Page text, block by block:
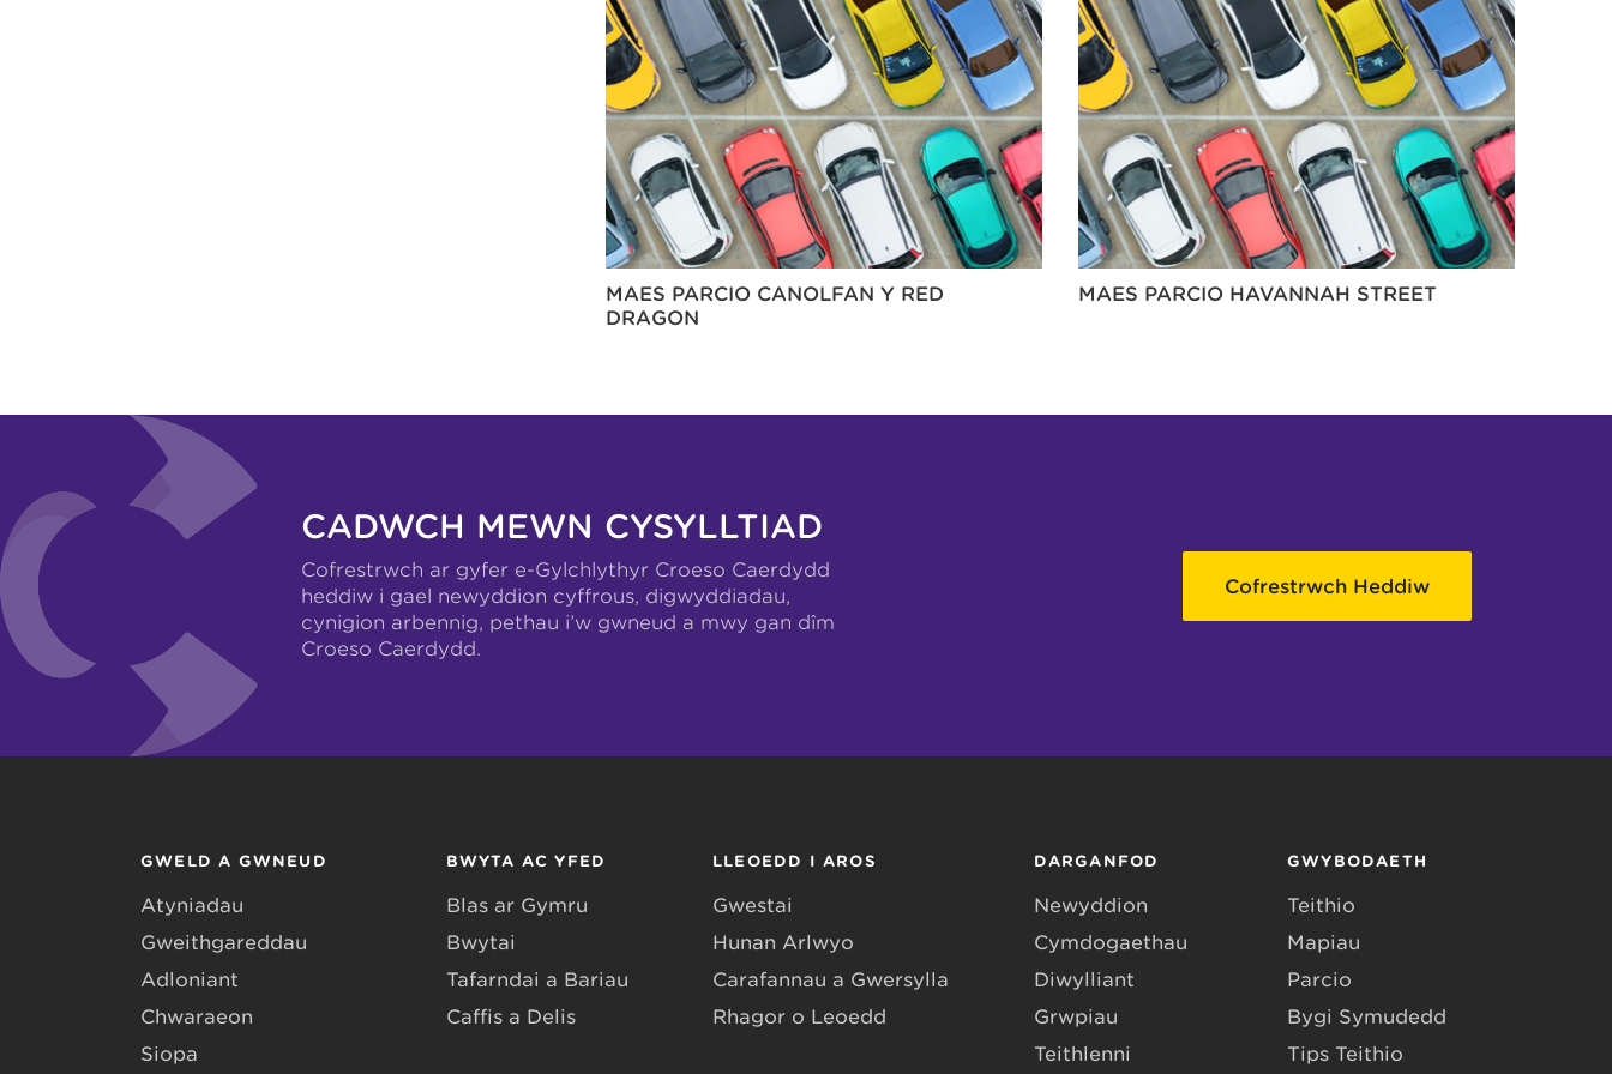
MAES PARCIO CANOLFAN Y RED
DRAGON
MAES PARCIO HAVANNAH STREET
CADWCH MEWN CYSYLLTIAD
Cofrestrwch ar gyfer e-Gylchlythyr Croeso Caerdydd
heddiw i gael newyddion cyffrous, digwyddiadau,
cynigion arbennig, pethau i’w gwneud a mwy gan dîm
Croeso Caerdydd.
Cofrestrwch Heddiw
GWELD A GWNEUD
Atyniadau
Gweithgareddau
Adloniant
Chwaraeon
Siopa
BWYTA AC YFED
Blas ar Gymru
Bwytai
Tafarndai a Bariau
Caffis a Delis
LLEOEDD I AROS
Gwestai
Hunan Arlwyo
Carafannau a Gwersylla
Rhagor o Leoedd
DARGANFOD
Newyddion
Cymdogaethau
Diwylliant
Grwpiau
Teithlenni
GWYBODAETH
Teithio
Mapiau
Parcio
Bygi Symudedd
Tips Teithio